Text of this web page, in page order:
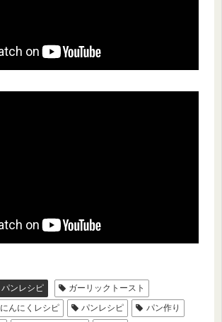
パンレシピ
ガーリックトースト
にんにくレシピ パンレシピ
パン作り